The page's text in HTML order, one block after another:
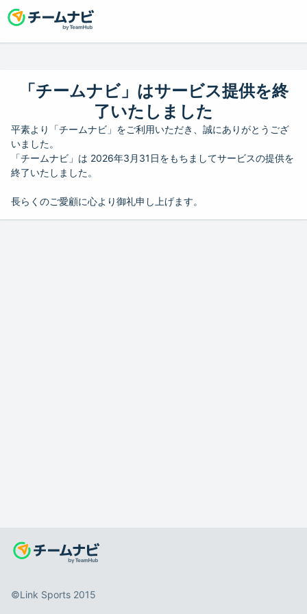
「チームナビ」はサービス提供を終
了いたしました
平素より「チームナビ」をご利用いただき、誠にありがとうござ
いました。
「チームナビ」は 2026年3月31日をもちましてサービスの提供を
終了いたしました。
長らくのご愛顧に心より御礼申し上げます。
©️Link Sports 2015